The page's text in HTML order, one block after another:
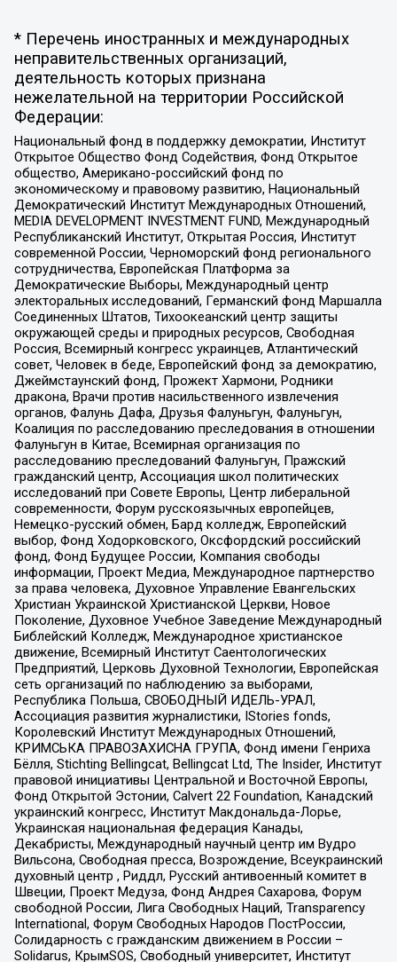
* Перечень иностранных и международных
неправительственных организаций,
деятельность которых признана
нежелательной на территории Российской
Федерации:
Национальный фонд в поддержку демократии, Институт
Открытое Общество Фонд Содействия, Фонд Открытое
общество, Американо-российский фонд по
экономическому и правовому развитию, Национальный
Демократический Институт Международных Отношений,
MEDIA DEVELOPMENT INVESTMENT FUND, Международный
Республиканский Институт, Открытая Россия, Институт
современной России, Черноморский фонд регионального
сотрудничества, Европейская Платформа за
Демократические Выборы, Международный центр
электоральных исследований, Германский фонд Маршалла
Соединенных Штатов, Тихоокеанский центр защиты
окружающей среды и природных ресурсов, Свободная
Россия, Всемирный конгресс украинцев, Атлантический
совет, Человек в беде, Европейский фонд за демократию,
Джеймстаунский фонд, Прожект Хармони, Родники
дракона, Врачи против насильственного извлечения
органов, Фалунь Дафа, Друзья Фалуньгун, Фалуньгун,
Коалиция по расследованию преследования в отношении
Фалуньгун в Китае, Всемирная организация по
расследованию преследований Фалуньгун, Пражский
гражданский центр, Ассоциация школ политических
исследований при Совете Европы, Центр либеральной
современности, Форум русскоязычных европейцев,
Немецко-русский обмен, Бард колледж, Европейский
выбор, Фонд Ходорковского, Оксфордский российский
фонд, Фонд Будущее России, Компания свободы
информации, Проект Медиа, Международное партнерство
за права человека, Духовное Управление Евангельских
Христиан Украинской Христианской Церкви, Новое
Поколение, Духовное Учебное Заведение Международный
Библейский Колледж, Международное христианское
движение, Всемирный Институт Саентологических
Предприятий, Церковь Духовной Технологии, Европейская
сеть организаций по наблюдению за выборами,
Республика Польша, СВОБОДНЫЙ ИДЕЛЬ-УРАЛ,
Ассоциация развития журналистики, IStories fonds,
Королевский Институт Международных Отношений,
КРИМСЬКА ПРАВОЗАХИСНА ГРУПА, Фонд имени Генриха
Бёлля, Stichting Bellingcat, Bellingcat Ltd, The Insider, Институт
правовой инициативы Центральной и Восточной Европы,
Фонд Открытой Эстонии, Calvert 22 Foundation, Канадский
украинский конгресс, Институт Макдональда-Лорье,
Украинская национальная федерация Канады,
Декабристы, Международный научный центр им Вудро
Вильсона, Свободная пресса, Возрождение, Всеукраинский
духовный центр , Риддл, Русский антивоенный комитет в
Швеции, Проект Медуза, Фонд Андрея Сахарова, Форум
свободной России, Лига Свободных Наций, Transparеncy
International, Форум Свободных Народов ПостРоссии,
Солидарность с гражданским движением в России –
Solidarus, КрымSOS, Свободный университет, Институт